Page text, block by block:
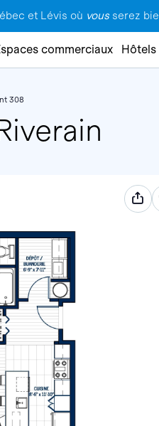
et Lévis où vous serez
commerciaux Hôtels
308